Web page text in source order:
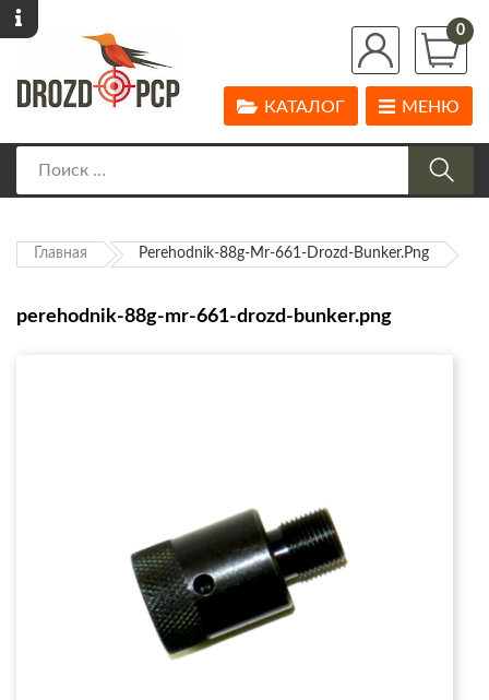
0
МЕНЮ
КАТАЛОГ
Главная Perehodnik-88g-Mr-661-Drozd-Bunker.png
perehodnik-88g-mr-661-drozd-bunker.png